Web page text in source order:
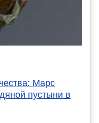
Марс
пустыни в